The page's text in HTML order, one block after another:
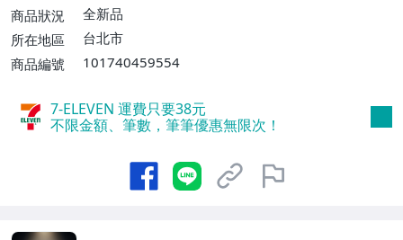
運費$60、滿5件或消費滿$1298免運
費】、宅配/貨運【單件運費$120、滿5件
商品狀況
全新品
所在地區
台北市
商品編號
101740459554
7-ELEVEN 運費只要38元
不限金額、筆數，筆筆優惠無限次！